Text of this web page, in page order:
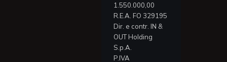
1.550.000,00
R.E.A. FO 329195
Dir. e contr. IN &
OUT Holding
S.p.A.
P.IVA